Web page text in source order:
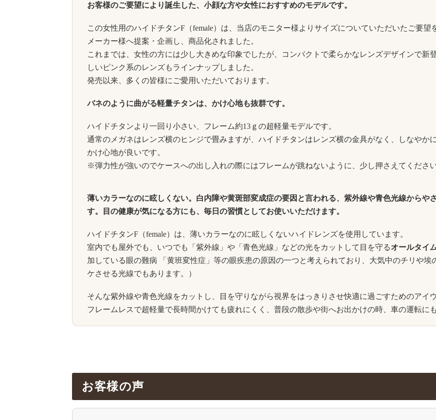
お客様のご要望により誕生した、小顔な方や女性におすすめのモデルです。
この女性用のハイドチタンF（female）は、当店のモニター様よりサイズについていただいたご要望
メーカー様へ提案・企画し、商品化されました。
これまでは、女性の方には少し大きめな印象でしたが、コンパクトで柔らかなレンズデザインで新
しいピンク系のレンズもラインナップしました。
発売以来、多くの皆様にご愛用いただいております。
バネのように曲がる軽量チタンは、かけ心地も抜群です。
ハイドチタンより一回り小さい、フレーム約13ｇの超軽量モデルです。
通常のメガネはレンズ横のヒンジで畳みますが、ハイドチタンはレンズ横の金具がなく、しなやか
かけ心地が良いです。
※弾力性が強いのでケースへの出し入れの際にはフレームが跳ねないように、少し押さえてくださ
薄いカラーなのに眩しくない。白内障や黄斑部変成症の要因と言われる、紫外線や青色光線からや
す。目の健康が気になる方にも、毎日の習慣としてお使いいただけます。
ハイドチタンF（female）は、薄いカラーなのに眩しくないハイドレンズを使用しています。
室内でも屋外でも、いつでも「紫外線」や「青色光線」などの光をカットして目を守るオールタイ
加している眼の難病 「黄班変性症」等の眼疾患の原因の一つと考えられており、大気中のチリや
ケさせる光線でもあります。）
そんな紫外線や青色光線をカットし、目を守りながら視界をはっきりさせ快適に過ごすためのアイ
フレームレスで超軽量で長時間かけても疲れにくく、普段の散歩や街へお出かけの時、車の運転に
お客様の声